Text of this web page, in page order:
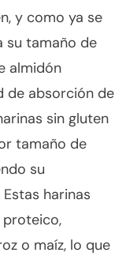
y como ya se
su tamaño de
almidón
de absorción de
sin gluten
tamaño de
su
harinas
proteico,
o maíz, lo que